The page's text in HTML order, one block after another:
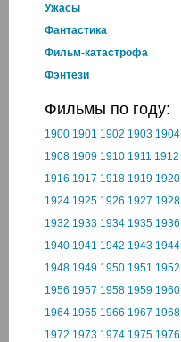
Ужасы
Фантастика
Фильм-катастрофа
Фэнтези
Фильмы по году:
1900 1901 1902 1903 1904
1908 1909 1910 1911 1912
1916 1917 1918 1919 1920
1924 1925 1926 1927 1928
1932 1933 1934 1935 1936
1940 1941 1942 1943 1944
1948 1949 1950 1951 1952
1956 1957 1958 1959 1960
1964 1965 1966 1967 1968
1972 1973 1974 1975 1976